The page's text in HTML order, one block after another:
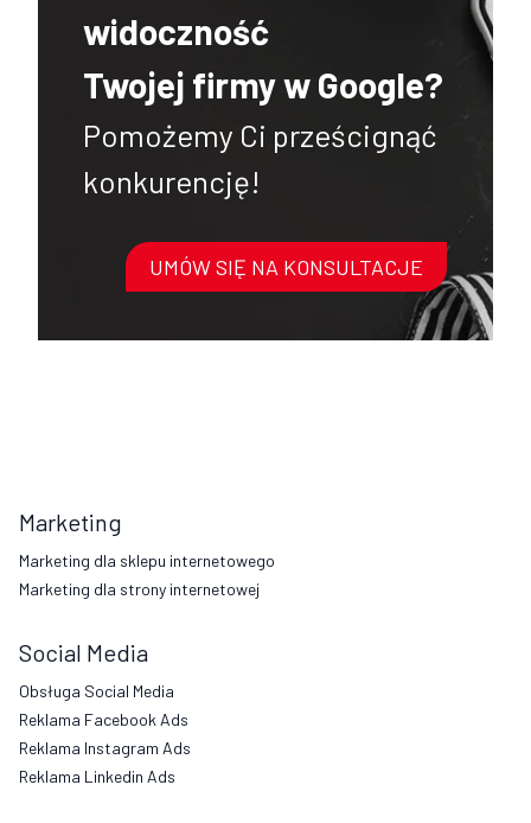
widoczność
Twojej firmy w Google?
Pomożemy Ci prześcignąć
konkurencję!
UMÓW SIĘ NA KONSULTACJE
Marketing
Marketing dla sklepu internetowego
Marketing dla strony internetowej
Social Media
Obsługa Social Media
Reklama Facebook Ads
Reklama Instagram Ads
Reklama Linkedin Ads